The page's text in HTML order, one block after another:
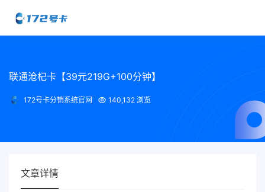
联通沧杞卡【39元219G+100分钟】
172号卡分销系统官网 140,132 浏览
文章详情